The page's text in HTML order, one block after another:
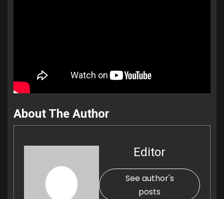
About The Author
Editor
See author's
posts